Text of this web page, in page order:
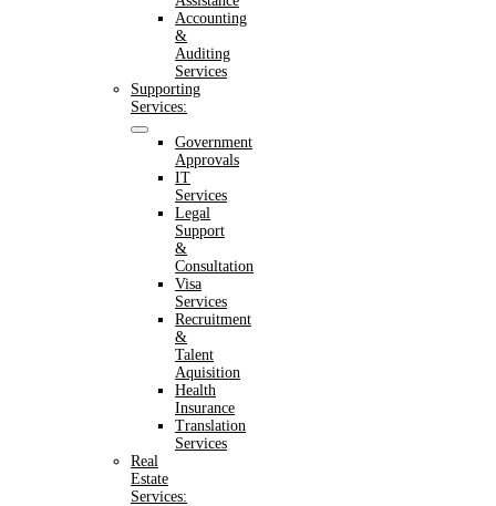
Accounting
&
Auditing
Services
Supporting
Services:
Government
Approvals
IT
Services
Legal
Support
&
Consultation
Visa
Services
Recruitment
&
Talent
Aquisition
Health
Insurance
Translation
Services
Real
Estate
Services: